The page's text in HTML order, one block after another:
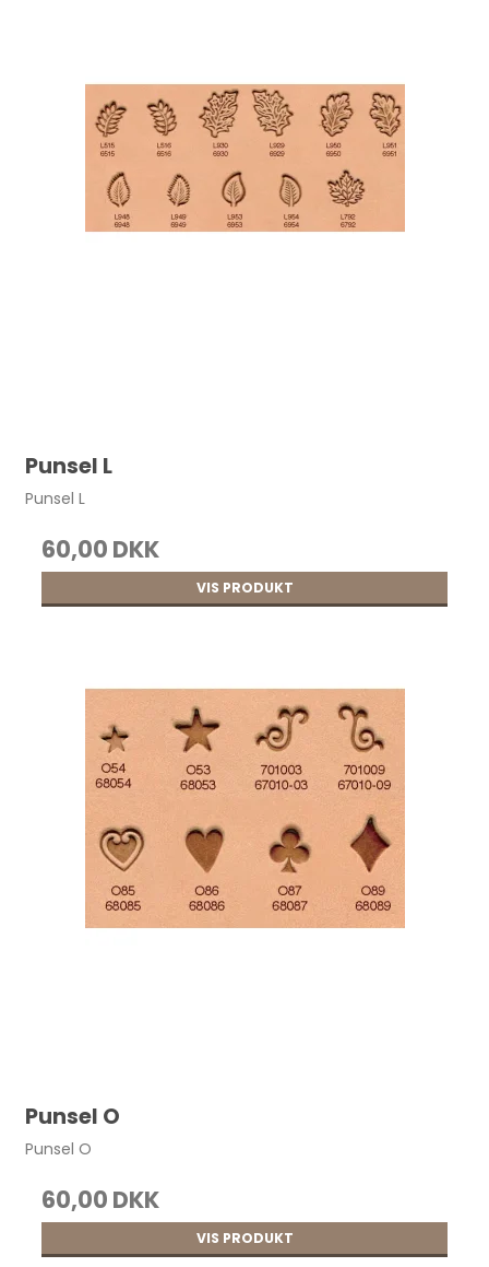
Punsel L
Punsel L
60,00 DKK
VIS PRODUKT
Punsel O
Punsel O
60,00 DKK
VIS PRODUKT